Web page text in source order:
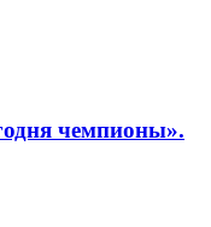
чемпионы».